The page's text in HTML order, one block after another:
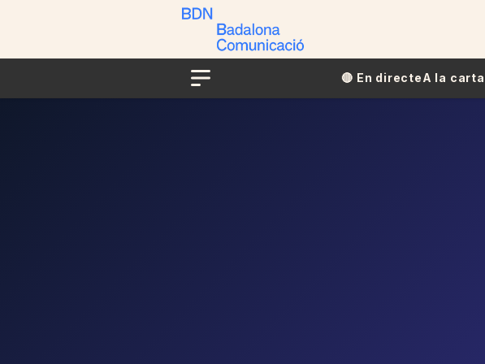
Menu
🔴​​ En directeA la carta